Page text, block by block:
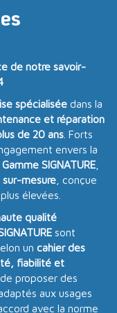
de notre savoir-
spécialisée dans la
et réparation
de 20 ans . Forts
envers la
Gamme SIGNATURE
mesure , conçue
élevées.
qualité
sont
un cahier des
fiabilité et
proposer des
adaptés aux usages
avec la norme